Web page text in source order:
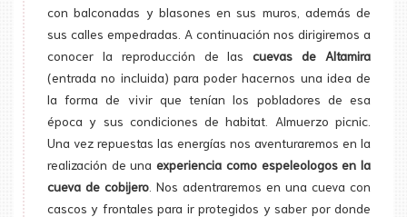
con balconadas y blasones en sus muros, además de
sus calles empedradas. A continuación nos dirigiremos a
conocer la reproducción de lascuevas de Altamira
(entrada no incluida) para poder hacernos una idea de
la forma de vivir que tenían los pobladores de esa
época y sus condiciones de habitat. Almuerzo picnic.
Una vez repuestas las energías nos aventuraremos en la
realización de unaexperiencia como espeleologos en la
cueva de cobijero . Nos adentraremos en una cueva con
cascos y frontales para ir protegidos y saber por donde